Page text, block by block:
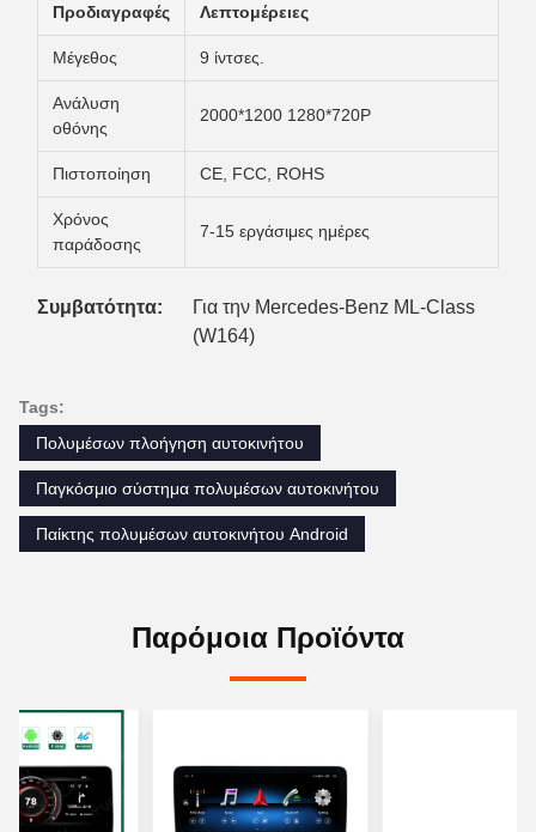
Προδιαγραφές Λεπτομέρειες
Μέγεθος 9 ίντσες.
Ανάλυση
οθόνης
2000*1200 1280*720P
Πιστοποίηση CE, FCC, ROHS
Χρόνος
παράδοσης
7-15 εργάσιμες ημέρες
Συμβατότητα:
Για την Mercedes-Benz ML-Class
(W164)
Tags:
Πολυμέσων πλοήγηση αυτοκινήτου
Παγκόσμιο σύστημα πολυμέσων αυτοκινήτου
Παίκτης πολυμέσων αυτοκινήτου Android
Παρόμοια Προϊόντα